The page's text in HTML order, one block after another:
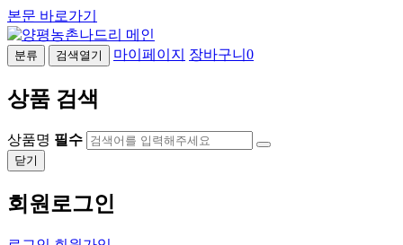
본문 바로가기
분류 검색열기 마이페이지 장바구니 0
상품 검색
상품명 필수
닫기
회원로그인